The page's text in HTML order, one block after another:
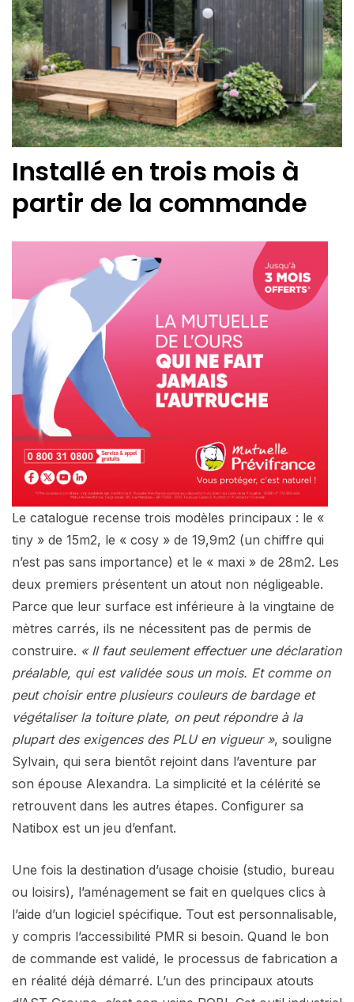
Installé en trois mois à
partir de la commande
Le catalogue recense trois modèles principaux : le «
tiny » de 15m2, le « cosy » de 19,9m2 (un chiffre qui
n’est pas sans importance) et le « maxi » de 28m2. Les
deux premiers présentent un atout non négligeable.
Parce que leur surface est inférieure à la vingtaine de
mètres carrés, ils ne nécessitent pas de permis de
construire. « Il faut seulement effectuer une déclaration
préalable, qui est validée sous un mois. Et comme on
peut choisir entre plusieurs couleurs de bardage et
végétaliser la toiture plate, on peut répondre à la
plupart des exigences des PLU en vigueur », souligne
Sylvain, qui sera bientôt rejoint dans l’aventure par
son épouse Alexandra. La simplicité et la célérité se
retrouvent dans les autres étapes. Configurer sa
Natibox est un jeu d’enfant.
Une fois la destination d’usage choisie (studio, bureau
ou loisirs), l’aménagement se fait en quelques clics à
l’aide d’un logiciel spécifique. Tout est personnalisable,
y compris l’accessibilité PMR si besoin. Quand le bon
de commande est validé, le processus de fabrication a
en réalité déjà démarré. L’un des principaux atouts